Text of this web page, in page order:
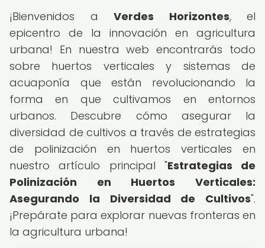
¡Bienvenidos a Verdes Horizontes, el
epicentro de la innovación en agricultura
urbana! En nuestra web encontrarás todo
sobre huertos verticales y sistemas de
acuaponía que están revolucionando la
forma en que cultivamos en entornos
urbanos. Descubre cómo asegurar la
diversidad de cultivos a través de estrategias
de polinización en huertos verticales en
nuestro artículo principal "Estrategias de
Polinización en Huertos Verticales:
Asegurando la Diversidad de Cultivos".
¡Prepárate para explorar nuevas fronteras en
la agricultura urbana!